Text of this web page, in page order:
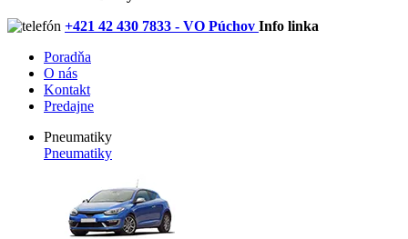
+421 42 430 7833 - VO Púchov Info linka
Poradňa
O nás
Kontakt
Predajne
Pneumatiky
Pneumatiky